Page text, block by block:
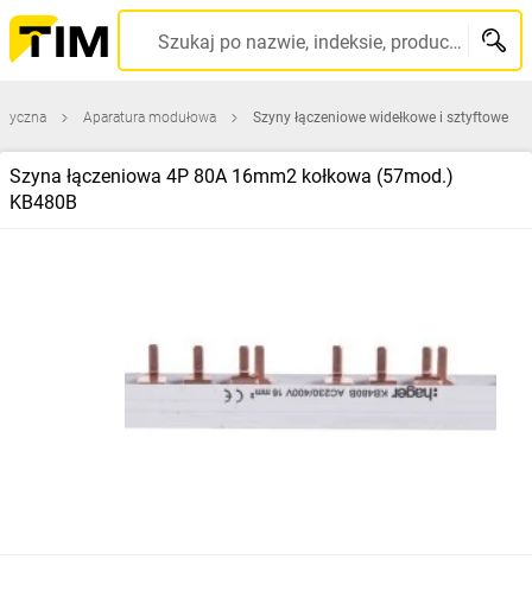
Szukaj po nazwie, indeksie, producencie, kodzie kreskowym...
Aparatura modułowa Szyny łączeniowe widełkowe i sztyftowe
Szyna łączeniowa 4P 80A 16mm2 kołkowa (57mod.)
KB480B